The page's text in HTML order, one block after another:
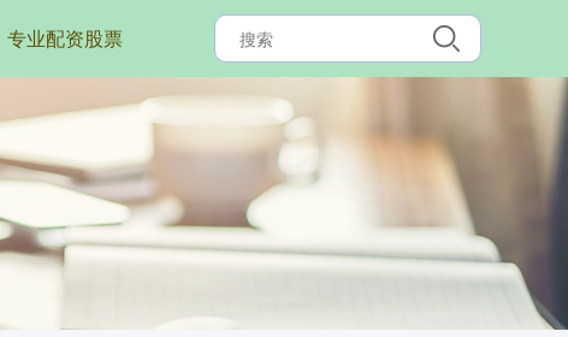
专业配资股票